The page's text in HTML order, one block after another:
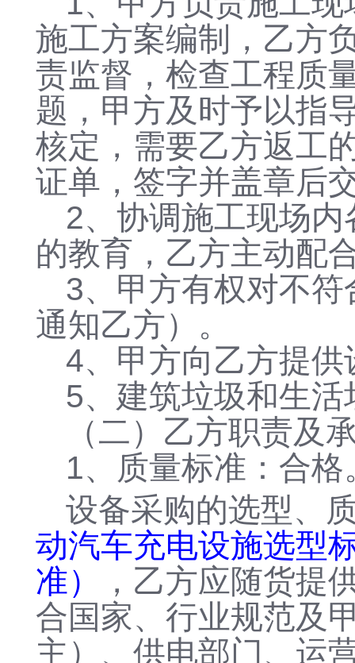
施工方案编制，乙方
责监督，检查工程质
题，甲方及时予以指
核定，需要乙方返工
证单，签字并盖章后
2、协调施工现场
的教育，乙方主动配
3、甲方有权对不
通知乙方）。
4、甲方向乙方提
5、建筑垃圾和生
（二）乙方职责及
1、质量标准：合格
设备采购的选型、
动汽车充电设施选型
准）
，乙方应随货提
合国家、行业规范及
主）、供电部门、运